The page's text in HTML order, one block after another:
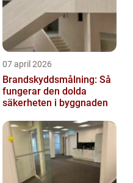
07 april 2026
Brandskyddsmålning: Så
fungerar den dolda
säkerheten i byggnaden